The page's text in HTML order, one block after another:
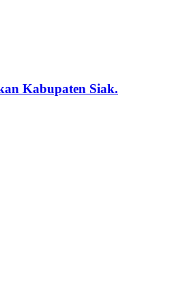
Kabupaten Siak.